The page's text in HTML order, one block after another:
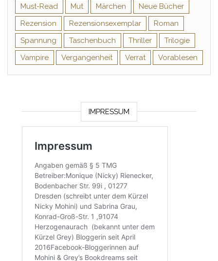
Must-Read
Mut Märchen
Neue Bücher
Rezension
Rezensionsexemplar
Roman
Spannung
Taschenbuch Thriller
Trilogie
Vampire
Vergangenheit Verrat Vorablesen
IMPRESSUM